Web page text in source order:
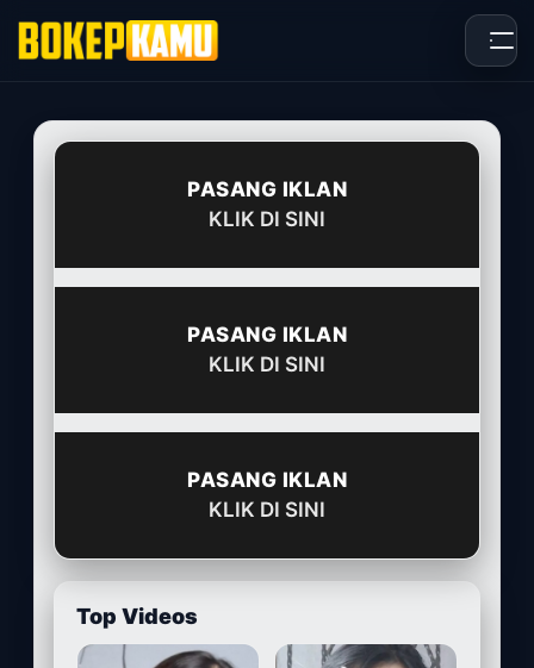
PASANG IKLAN
KLIK DI SINI
PASANG IKLAN
KLIK DI SINI
PASANG IKLAN
KLIK DI SINI
Top Videos